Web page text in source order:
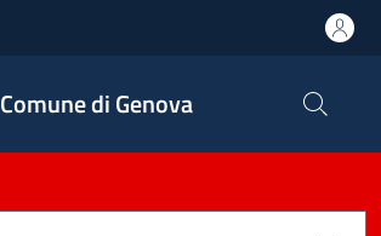
Comune di Genova